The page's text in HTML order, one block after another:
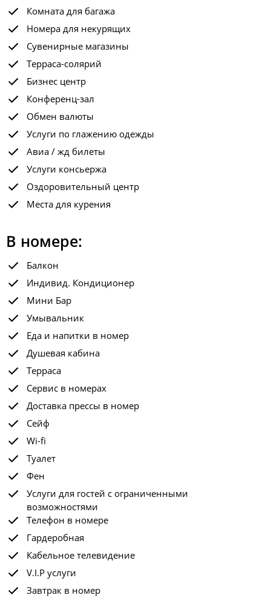
Комната для багажа
Номера для некурящих
Сувенирные магазины
Терраса-солярий
Бизнес центр
Конференц-зал
Обмен валюты
Услуги по глажению одежды
Авиа / жд билеты
Услуги консьержа
Оздоровительный центр
Места для курения
В номере:
Балкон
Индивид. Кондиционер
Мини Бар
Умывальник
Еда и напитки в номер
Душевая кабина
Терраса
Сервис в номерах
Доставка прессы в номер
Сейф
Wi-fi
Туалет
Фен
Услуги для гостей с ограниченными
возможностями
Телефон в номере
Гардеробная
Кабельное телевидение
V.I.P услуги
Завтрак в номер